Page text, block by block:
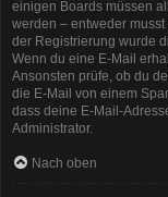
einigen Boards müssen
werden – entweder
der Registrierung wurde
Wenn du eine E-Mail
Ansonsten prüfe, ob du
die E-Mail von einem
dass deine E-Mail-
Administrator.
Nach oben